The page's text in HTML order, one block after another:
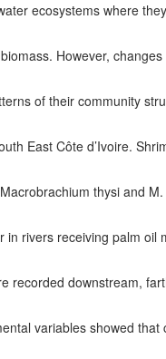
ecosystems where
However,
of their community
East Côte d’Ivoire.
thysi and
rivers receiving palm oil
recorded downstream,
variables showed that